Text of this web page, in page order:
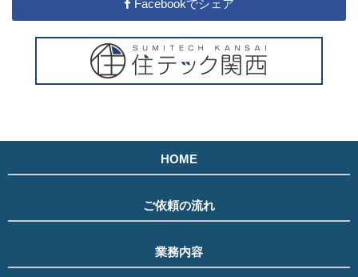
Facebookでシェア
HOME
ご依頼の流れ
業務内容